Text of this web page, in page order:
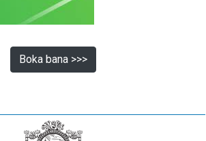
Boka bana >>>